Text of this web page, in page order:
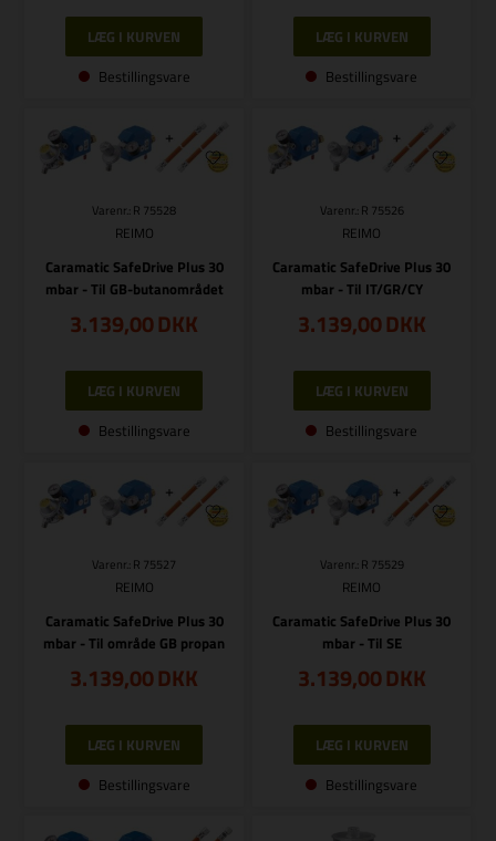
Bestillingsvare Bestillingsvare
Varenr.: R 75528
REIMO
Caramatic SafeDrive Plus 30
mbar - Til GB-butanområdet
3.139,00DKK
Bestillingsvare
Varenr.: R 75526
REIMO
Caramatic SafeDrive Plus 30
mbar - Til IT/GR/CY
3.139,00DKK
Bestillingsvare
Varenr.: R 75527
REIMO
Caramatic SafeDrive Plus 30
mbar - Til område GB propan
3.139,00DKK
Bestillingsvare
Varenr.: R 75529
REIMO
Caramatic SafeDrive Plus 30
mbar - Til SE
3.139,00DKK
Bestillingsvare